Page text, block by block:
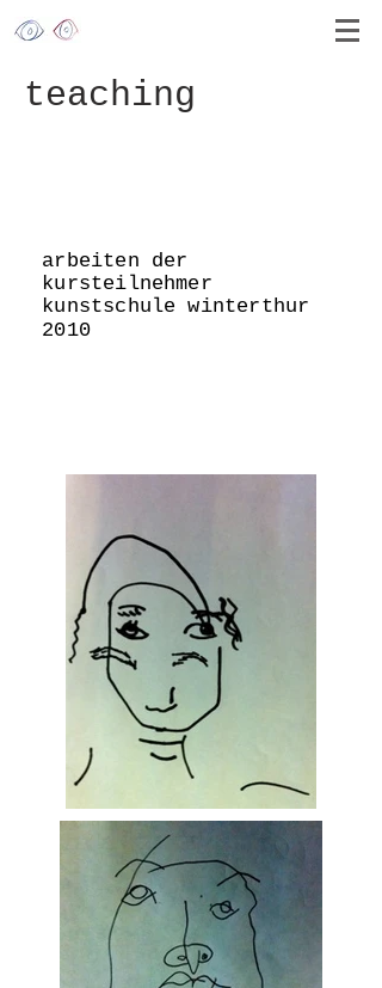
teaching
arbeiten der
kursteilnehmer
kunstschule winterthur
2010